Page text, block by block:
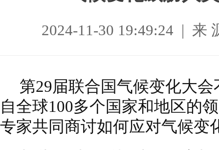
2024-11-30 19:49:24 | 来
第29届联合国气候变化大
自全球100多个国家和地区的
专家共同商讨如何应对气候变